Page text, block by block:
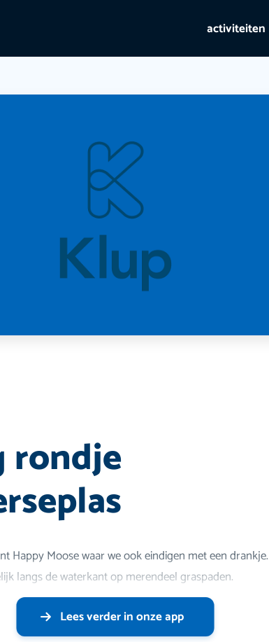
activiteiten
rondje
Happy Moose waar we ook eindigen met een drankje.
langs de waterkant op merendeel graspaden.
Lees verder in onze app